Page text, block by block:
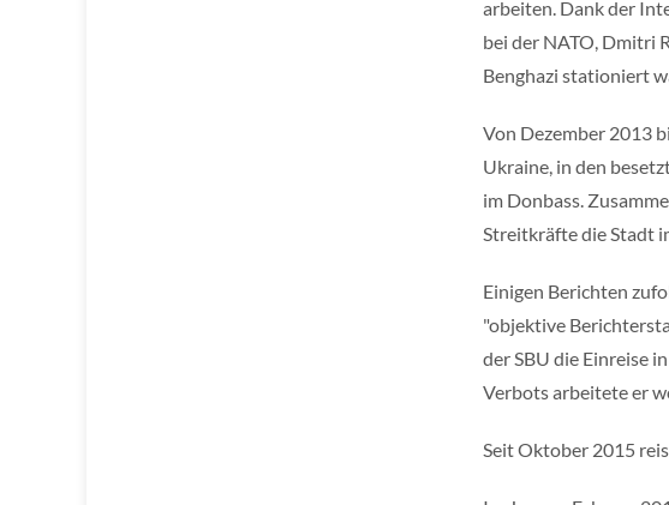
arbeiten. Dank der
bei der NATO, Dmitri
Benghazi stationiert
Von Dezember 2013
Ukraine, in den
im Donbass.
Streitkräfte die Stadt
Einigen Berichten
"objektive
der SBU die Einreise
Verbots arbeitete er
Seit Oktober 2015